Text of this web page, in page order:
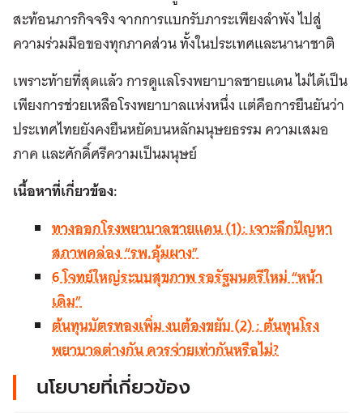
สะท้อนภารกิจจริง จากการแบกรับภาระเพียงลำพัง ไปสู่
ความร่วมมือของทุกภาคส่วน ทั้งในประเทศและนานาชาติ
เพราะท้ายที่สุดแล้ว การดูแลโรงพยาบาลชายแดน ไม่ได้เป็น
เพียงการช่วยเหลือโรงพยาบาลแห่งหนึ่ง แต่คือการยืนยันว่า
ประเทศไทยยังคงยืนหยัดบนหลักมนุษยธรรม ความเสมอ
ภาค และศักดิ์ศรีความเป็นมนุษย์
เนื้อหาที่เกี่ยวข้อง:
ทางออกโรงพยาบาลชายแดน (1): เจาะลึกปัญหา
สภาพคล่อง “รพ.อุ้มผาง”
6 โจทย์ใหญ่ระบบสุขภาพ รอรัฐมนตรีใหม่ “หน้า
เดิม”
ต้นทุนบัตรทองเพิ่ม งบต้องขยับ (2) : ต้นทุนโรง
พยาบาลต่างกัน ควรจ่ายเท่ากันหรือไม่?
นโยบายที่เกี่ยวข้อง